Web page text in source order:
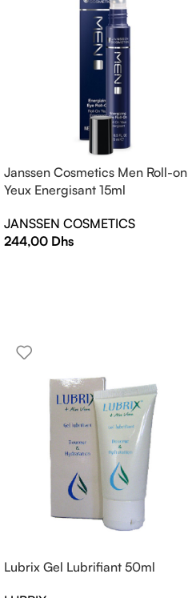
Janssen Cosmetics Men Roll-on
Yeux Energisant 15ml
JANSSEN COSMETICS
244,00 Dhs
Lubrix Gel Lubrifiant 50ml